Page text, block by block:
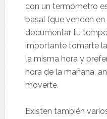
con un termómetro
basal (que venden
documentar tu
importante tomarte
la misma hora y
hora de la mañana,
moverte.
Existen también